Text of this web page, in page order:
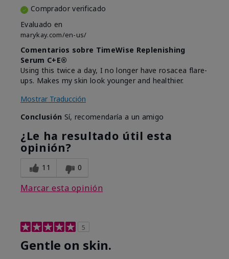
Comprador verificado
Evaluado en
marykay.com/en-us/
Comentarios sobre TimeWise Replenishing
Serum C+E®
Using this twice a day, I no longer have rosacea flare-
ups. Makes my skin look younger and healthier.
Mostrar Traducción
Conclusión Sí, recomendaría a un amigo
¿Le ha resultado útil esta
opinión?
11 0
Marcar esta opinión
5
Gentle on skin.